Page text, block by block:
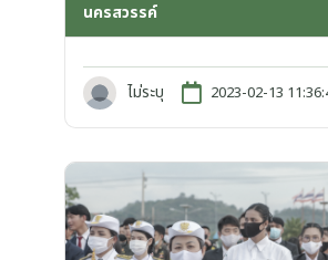
นครสวรรค์
ไม่ระบุ 2023-02-13